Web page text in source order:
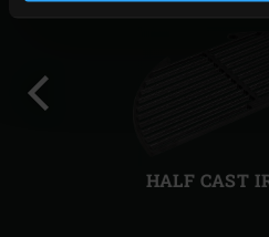
HALF CAST